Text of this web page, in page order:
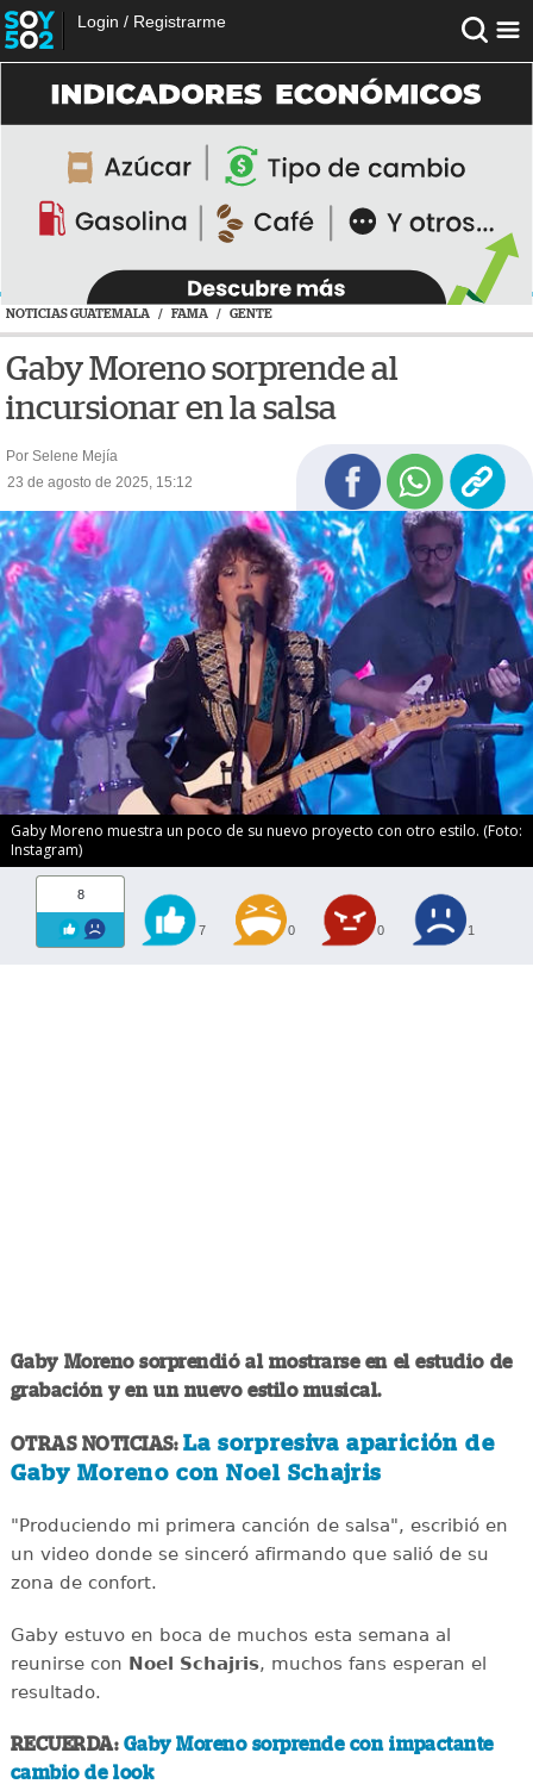
Login / Registrarme
NOTICIAS GUATEMALA / FAMA / GENTE
Gaby Moreno sorprende al
incursionar en la salsa
Por Selene Mejía
23 de agosto de 2025, 15:12
Gaby Moreno muestra un poco de su nuevo proyecto con otro estilo. (Foto:
Instagram)
8
7 0 0 1
Gaby Moreno sorprendió al mostrarse en el estudio de
grabación y en un nuevo estilo musical.
OTRAS NOTICIAS: La sorpresiva aparición de
Gaby Moreno con Noel Schajris
"Produciendo mi primera canción de salsa", escribió en
un video donde se sinceró afirmando que salió de su
zona de confort.
Gaby estuvo en boca de muchos esta semana al
reunirse con Noel Schajris, muchos fans esperan el
resultado.
RECUERDA: Gaby Moreno sorprende con impactante
cambio de look